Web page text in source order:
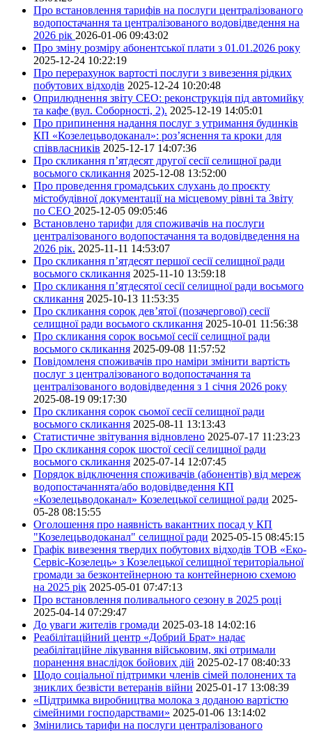
Про встановлення тарифів на послуги централізованого
водопостачання та централізованого водовідведення на
2026 рік 2026-01-06 09:43:02
Про зміну розміру абонентської плати з 01.01.2026 року
2025-12-24 10:22:19
Про перерахунок вартості послуги з вивезення рідких
побутових відходів 2025-12-24 10:20:48
Оприлюднення звіту СЕО: реконструкція під автомийку
та кафе (вул. Соборності, 2). 2025-12-19 14:05:01
Про припинення надання послуг з утримання будинків
КП «Козелецьводоканал»: роз’яснення та кроки для
співвласників 2025-12-17 14:07:36
Про скликання п’ятдесят другої сесії селищної ради
восьмого скликання 2025-12-08 13:52:00
Про проведення громадських слухань до проєкту
містобудівної документації на місцевому рівні та Звіту
по СЕО 2025-12-05 09:05:46
Встановлено тарифи для споживачів на послуги
централізованого водопостачання та водовідведення на
2026 рік. 2025-11-11 14:53:07
Про скликання п’ятдесят першої сесії селищної ради
восьмого скликання 2025-11-10 13:59:18
Про скликання п’ятдесятої сесії селищної ради восьмого
скликання 2025-10-13 11:53:35
Про скликання сорок дев’ятої (позачергової) сесії
селищної ради восьмого скликання 2025-10-01 11:56:38
Про скликання сорок восьмої сесії селищної ради
восьмого скликання 2025-09-08 11:57:52
Повідомленя споживачів про наміри змінити вартість
послуг з централізованого водопостачання та
централізованого водовідведення з 1 січня 2026 року
2025-08-19 09:17:30
Про скликання сорок сьомої сесії селищної ради
восьмого скликання 2025-08-11 13:13:43
Статистичне звітування відновлено 2025-07-17 11:23:23
Про скликання сорок шостої сесії селищної ради
восьмого скликання 2025-07-14 12:07:45
Порядок відключення споживачів (абонентів) від мереж
водопостачаннята/або водовідведення КП
«Козелецьводоканал» Козелецької селищної ради 2025-
05-28 08:15:55
Оголошення про наявність вакантних посад у КП
"Козелецьводоканал" селищної ради 2025-05-15 08:45:15
Графік вивезення твердих побутових відходів ТОВ «Еко-
Сервіс-Козелець» з Козелецької селищної територіальної
громади за безконтейнерною та контейнерною схемою
на 2025 рік 2025-05-01 07:47:13
Про встановлення поливального сезону в 2025 році
2025-04-14 07:29:47
До уваги жителів громади 2025-03-18 14:02:16
Реабілітаційний центр «Добрий Брат» надає
реабілітаційне лікування військовим, які отримали
поранення внаслідок бойових дій 2025-02-17 08:40:33
Щодо соціальної підтримки членів сімей полонених та
зниклих безвісти ветеранів війни 2025-01-17 13:08:39
«Підтримка виробництва молока з доданою вартістю
сімейними господарствами» 2025-01-06 13:14:02
Змінились тарифи на послуги централізованого